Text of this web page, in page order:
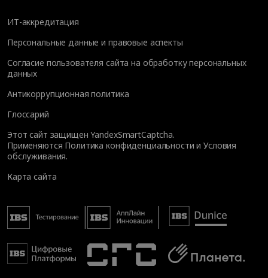
ИТ-аккредитация
Персональные данные и правовые аспекты
Согласие пользователя сайта на обработку персональных
данных
Антикоррупционная политика
Глоссарий
Этот сайт защищен YandexSmartCaptcha.
Применяются Политика конфиденциальности иУсловия
обслуживания.
Карта сайта